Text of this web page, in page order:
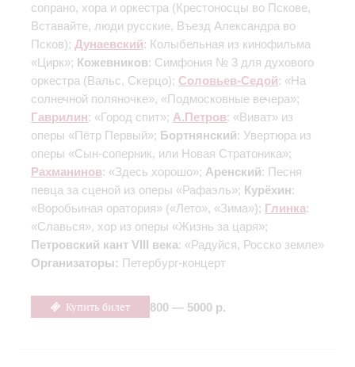
сопрано, хора и оркестра (Крестоносцы во Пскове,
Вставайте, люди русские, Въезд Александра во
Псков); Дунаевский: Колыбельная из кинофильма
«Цирк»; Кожевников: Симфония № 3 для духового
оркестра (Вальс, Скерцо); Соловьев-Седой: «На
солнечной поляночке», «Подмосковные вечера»;
Гаврилин: «Город спит»; А.Петров: «Виват» из
оперы «Пётр Первый»; Бортнянский: Увертюра из
оперы «Сын-соперник, или Новая Стратоника»;
Рахманинов: «Здесь хорошо»; Аренский: Песня
певца за сценой из оперы «Рафаэль»; Курёхин:
«Воробьиная оратория» («Лето», «Зима»); Глинка:
«Славься», хор из оперы «Жизнь за царя»;
Петровский кант VIII века: «Радуйся, Росско земле»
Организаторы: Петербург-концерт
Купить билет 800 — 5000 р.